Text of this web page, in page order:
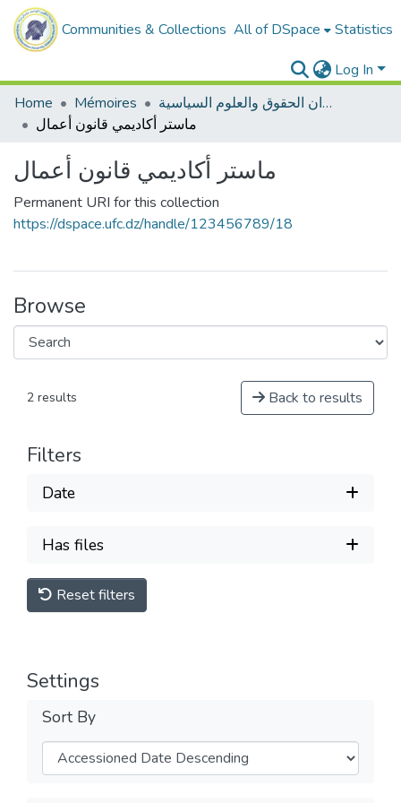
Communities & Collections All of DSpace Statistics
Log In
Home
Mémoires
ميدان الحقوق والعلوم السياسية
ماستر أكاديمي قانون أعمال
ماستر أكاديمي قانون أعمال
Permanent URI for this collection
https://dspace.ufc.dz/handle/123456789/18
Browse
2 results Back to results
Filters
Date
Has files
Reset filters
Settings
Sort By